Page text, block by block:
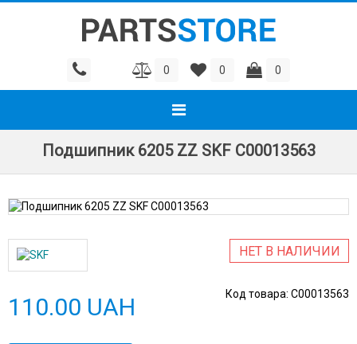
0 0 0
Подшипник 6205 ZZ SKF C00013563
НЕТ В НАЛИЧИИ
Код товара: C00013563
110.00 UAH